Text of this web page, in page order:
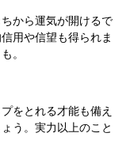
から運気が開けるで
用や信望も得られま
。
をとれる才能も備え
う。実力以上のこと